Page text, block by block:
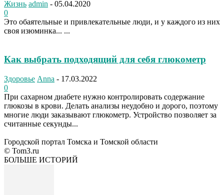
Жизнь admin - 05.04.2020
0
Это обаятельные и привлекательные люди, и у каждого из них
своя изюминка... ...
Как выбрать подходящий для себя глюкометр
Здоровье Anna - 17.03.2022
0
При сахарном диабете нужно контролировать содержание
глюкозы в крови. Делать анализы неудобно и дорого, поэтому
многие люди заказывают глюкометр. Устройство позволяет за
считанные секунды...
Городской портал Томска и Томской области
© Tom3.ru
БОЛЬШЕ ИСТОРИЙ